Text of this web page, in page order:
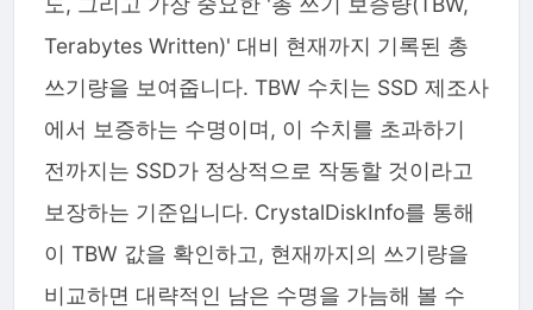
Terabytes Written)' 대비 현재까지 기록된 총
쓰기량을 보여줍니다. TBW 수치는 SSD 제조사
에서 보증하는 수명이며, 이 수치를 초과하기
전까지는 SSD가 정상적으로 작동할 것이라고
보장하는 기준입니다. CrystalDiskInfo를 통해
이 TBW 값을 확인하고, 현재까지의 쓰기량을
비교하면 대략적인 남은 수명을 가늠해 볼 수